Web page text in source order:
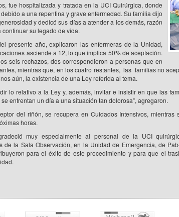
fue hospitalizada y tratada en la UCI Quirúrgica, donde
a una repentina y grave enfermedad. Su familia dijo
y dedicó sus días a atender a los demás, razón
su legado de vida.
presente año, explicaron las enfermeras de la Unidad,
asciende a 12, lo que implica 50% de aceptación.
seis rechazos, dos correspondieron a personas que en
mientras que, en los cuatro restantes, las familias no
aún, la existencia de una Ley referida al tema.
lo relativo a la Ley y, además, invitar e insistir en que las
enfrentan un día a una situación tan dolorosa”, agregaron.
del riñón, se recupera en Cuidados Intensivos, mientras
horas.
muy especialmente al personal de la UCI
de la Sala Observación, en la Unidad de Emergencia, de
para el éxito de este procedimiento y para que el